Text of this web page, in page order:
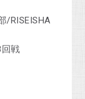
/RISEISHA
戦